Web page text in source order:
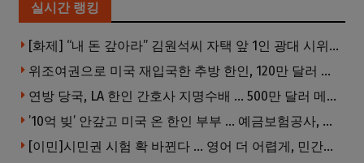
실시간 랭킹
[화제] “내 돈 갚아라” 김원석씨 자택 앞 1인 광대 시위 … 한인 투자사, “108만 달러 못받아”
위조여권으로 미국 재입국한 추방 한인, 120만 달러 은행 사기 행각
연방 당국, LA 한인 간호사 지명수배 … 500만 달러 메디캐어 사기, 선고 직전 한국 도주
’10억 빚’ 안갚고 미국 온 한인 부부 … 예금보험공사, 미국서 소송
[이민]시민권 시험 확 바뀐다 … 영어 더 어렵게, 민간시험 도입 추진